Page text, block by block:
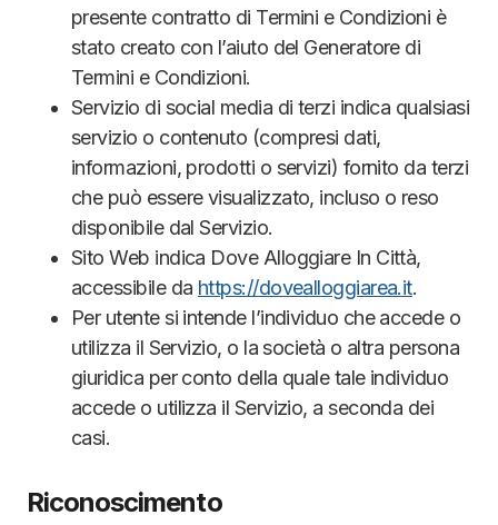
presente contratto di Termini e Condizioni è
stato creato con l’aiuto del Generatore di
Termini e Condizioni.
Servizio di social media di terzi indica qualsiasi
servizio o contenuto (compresi dati,
informazioni, prodotti o servizi) fornito da terzi
che può essere visualizzato, incluso o reso
disponibile dal Servizio.
Sito Web indica Dove Alloggiare In Città,
accessibile da https://dovealloggiarea.it.
Per utente si intende l’individuo che accede o
utilizza il Servizio, o la società o altra persona
giuridica per conto della quale tale individuo
accede o utilizza il Servizio, a seconda dei
casi.
Riconoscimento